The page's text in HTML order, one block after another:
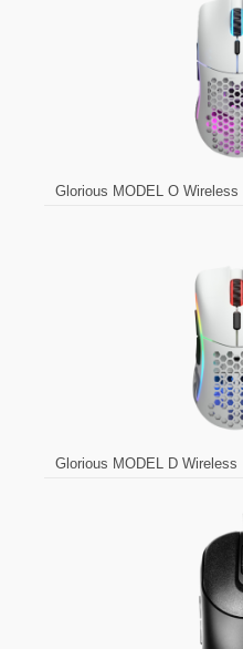
Glorious MODEL O Wireless
Glorious MODEL D Wireless